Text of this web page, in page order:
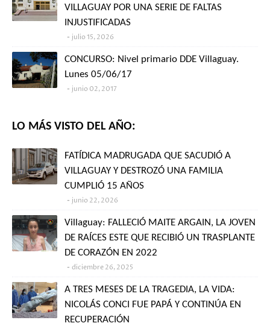
VILLAGUAY POR UNA SERIE DE FALTAS
INJUSTIFICADAS
julio 15, 2026
CONCURSO: Nivel primario DDE Villaguay.
Lunes 05/06/17
junio 02, 2017
LO MÁS VISTO DEL AÑO:
FATÍDICA MADRUGADA QUE SACUDIÓ A
VILLAGUAY Y DESTROZÓ UNA FAMILIA
CUMPLIÓ 15 AÑOS
junio 22, 2026
Villaguay: FALLECIÓ MAITE ARGAIN, LA JOVEN
DE RAÍCES ESTE QUE RECIBIÓ UN TRASPLANTE
DE CORAZÓN EN 2022
diciembre 26, 2025
A TRES MESES DE LA TRAGEDIA, LA VIDA:
NICOLÁS CONCI FUE PAPÁ Y CONTINÚA EN
RECUPERACIÓN